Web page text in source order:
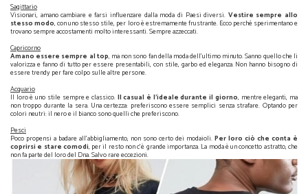
Sagittario
Visionari, amano cambiare e farsi influenzare dalla moda di Paesi diversi. Vestire sempre allo
stesso modo, con uno stesso stile, per loro è estremamente frustrante. Ecco perché sperimentano e
trovano sempre accostamenti molto interessanti. Sempre azzeccati.
Capricorno
Amano essere sempre al top, ma non sono fan della moda dell’ultimo minuto. Sanno quello che li
valorizza e fanno di tutto per essere presentabili, con stile, garbo ed eleganza. Non hanno bisogno di
essere trendy per fare colpo sulle altre persone.
Acquario
Il loro è uno stile sempre e classico.Il casual è l’ideale durante il giorno, mentre eleganti, ma
non troppo durante la sera. Una certezza: preferiscono essere semplici senza strafare. Optando per
colori neutri: il nero e il bianco sono quelli che preferiscono.
Pesci
Poco propensi a badare all’abbigliamento, non sono certo dei modaioli.Per loro ciò che conta è
coprirsi e stare comodi, per il resto non c’è grande importanza. La moda è un concetto astratto, che
non fa parte del loro del Dna. Salvo rare eccezioni.